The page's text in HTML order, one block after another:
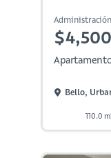
Bello,
110.0